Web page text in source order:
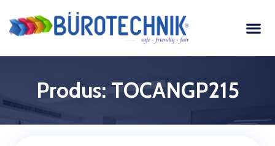
Produs: TOCANGP215